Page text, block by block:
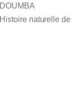
naturelle